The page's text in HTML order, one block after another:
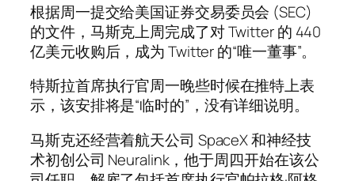
根据周一提交给美国证券交易委员会 (SEC)
的文件，马斯克上周完成了对 Twitter 的 440
亿美元收购后，成为 Twitter 的“唯一董事”。
特斯拉首席执行官周一晚些时候在推特上表
示，该安排将是“临时的”，没有详细说明。
马斯克还经营着航天公司 SpaceX 和神经技
术初创公司 Neuralink，他于周四开始在该公